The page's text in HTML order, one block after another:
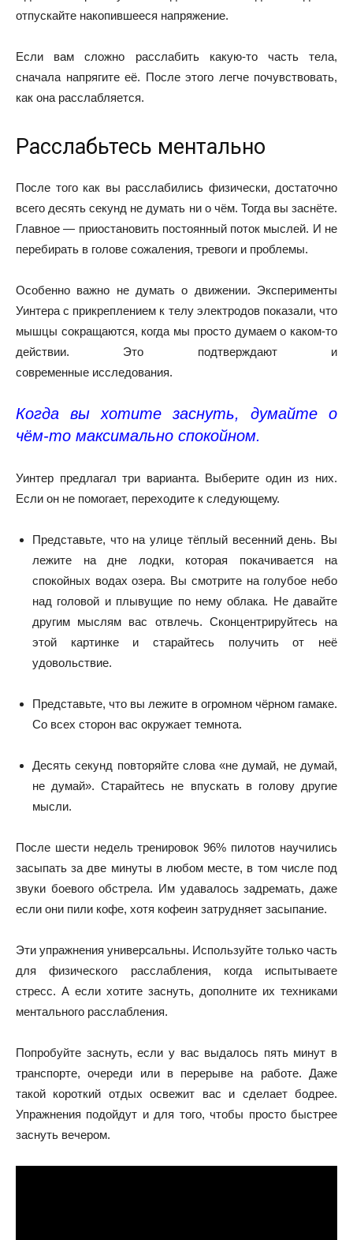
отпускайте накопившееся напряжение.
Если вам сложно расслабить какую-то часть тела,
сначала напрягите её. После этого легче почувствовать,
как она расслабляется.
Расслабьтесь ментально
После того как вы расслабились физически, достаточно
всего десять секунд не думать ни о чём. Тогда вы заснёте.
Главное — приостановить постоянный поток мыслей. И не
перебирать в голове сожаления, тревоги и проблемы.
Особенно важно не думать о движении. Эксперименты
Уинтера с прикреплением к телу электродов показали, что
мышцы сокращаются, когда мы просто думаем о каком-то
действии. Это подтверждают и
современные исследования.
Когда вы хотите заснуть, думайте о
чём-то максимально спокойном.
Уинтер предлагал три варианта. Выберите один из них.
Если он не помогает, переходите к следующему.
Представьте, что на улице тёплый весенний день. Вы
лежите на дне лодки, которая покачивается на
спокойных водах озера. Вы смотрите на голубое небо
над головой и плывущие по нему облака. Не давайте
другим мыслям вас отвлечь. Сконцентрируйтесь на
этой картинке и старайтесь получить от неё
удовольствие.
Представьте, что вы лежите в огромном чёрном гамаке.
Со всех сторон вас окружает темнота.
Десять секунд повторяйте слова «не думай, не думай,
не думай». Старайтесь не впускать в голову другие
мысли.
После шести недель тренировок 96% пилотов научились
засыпать за две минуты в любом месте, в том числе под
звуки боевого обстрела. Им удавалось задремать, даже
если они пили кофе, хотя кофеин затрудняет засыпание.
Эти упражнения универсальны. Используйте только часть
для физического расслабления, когда испытываете
стресс. А если хотите заснуть, дополните их техниками
ментального расслабления.
Попробуйте заснуть, если у вас выдалось пять минут в
транспорте, очереди или в перерыве на работе. Даже
такой короткий отдых освежит вас и сделает бодрее.
Упражнения подойдут и для того, чтобы просто быстрее
заснуть вечером.